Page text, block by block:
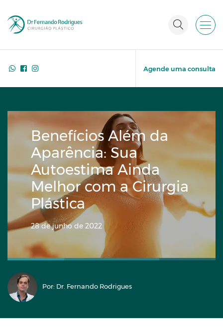
Agende uma consulta
Benefícios Além da
Aparência: Sua
Autoestima Ainda
Melhor com a Cirurgia
Plástica
28 de junho de 2022
Por: Dr. Fernando Rodrigues